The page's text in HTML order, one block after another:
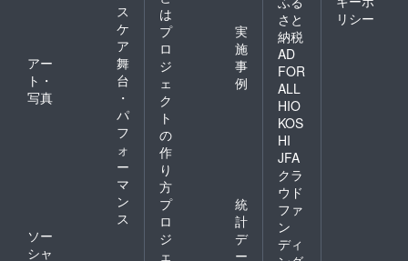
ス
ケ
ア
アー
ト・
写真
舞
台
・
パ
フ
ォ
ー
マ
ン
ス
ソー
シャ
は
プ
ロ
ジ
ェ
ク
ト
の
作
り
方
実
施
事
例
プ
ロ
ジ
ェ
統
計
デ
ー
さと
納税
AD
FOR
ALL
HIO
KOS
HI
JFA
クラ
ウド
ファ
ン
ディ
リシー